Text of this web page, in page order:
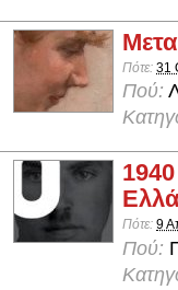
Πότε: 31
Πού:
Πότε: 9
Πού: